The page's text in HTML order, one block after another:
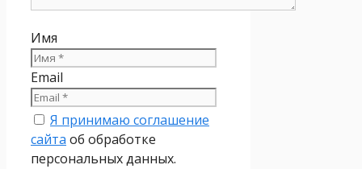
Имя
Email
Я принимаю соглашение
сайта об обработке
персональных данных.